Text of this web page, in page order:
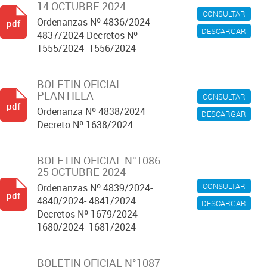
CONSULTAR
DESCARGAR
14 OCTUBRE 2024
Ordenanzas Nº 4836/2024-
4837/2024 Decretos Nº
1555/2024- 1556/2024
pdf
CONSULTAR
DESCARGAR
BOLETIN OFICIAL
PLANTILLA
Ordenanza Nº 4838/2024
Decreto Nº 1638/2024
pdf
CONSULTAR
DESCARGAR
BOLETIN OFICIAL N°1086
25 OCTUBRE 2024
Ordenanzas Nº 4839/2024-
4840/2024- 4841/2024
Decretos Nº 1679/2024-
1680/2024- 1681/2024
pdf
BOLETIN OFICIAL N°1087